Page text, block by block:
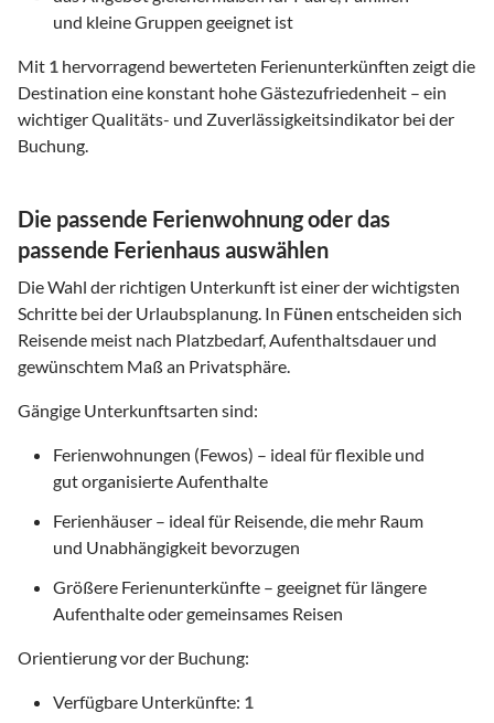
und kleine Gruppen geeignet ist
Mit 1 hervorragend bewerteten Ferienunterkünften zeigt die
Destination eine konstant hohe Gästezufriedenheit – ein
wichtiger Qualitäts- und Zuverlässigkeitsindikator bei der
Buchung.
Die passende Ferienwohnung oder das
passende Ferienhaus auswählen
Die Wahl der richtigen Unterkunft ist einer der wichtigsten
Schritte bei der Urlaubsplanung. In Fünenentscheiden sich
Reisende meist nach Platzbedarf, Aufenthaltsdauer und
gewünschtem Maß an Privatsphäre.
Gängige Unterkunftsarten sind:
Ferienwohnungen (Fewos) – ideal für flexible und
gut organisierte Aufenthalte
Ferienhäuser – ideal für Reisende, die mehr Raum
und Unabhängigkeit bevorzugen
Größere Ferienunterkünfte – geeignet für längere
Aufenthalte oder gemeinsames Reisen
Orientierung vor der Buchung:
Verfügbare Unterkünfte: 1